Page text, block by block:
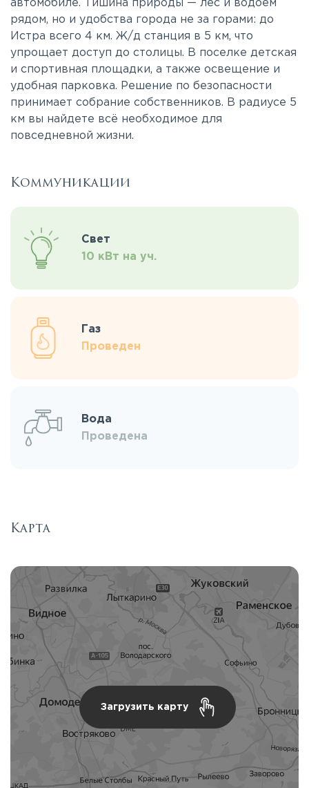
автомобиле. Тишина природы — лес и водоем
рядом, но и удобства города не за горами: до
Истра всего 4 км. Ж/д станция в 5 км, что
упрощает доступ до столицы. В поселке детская
и спортивная площадки, а также освещение и
удобная парковка. Решение по безопасности
принимает собрание собственников. В радиусе 5
км вы найдете всё необходимое для
повседневной жизни.
Коммуникации
Свет
10 кВт на уч.
Газ
Проведен
Вода
Проведена
Карта
Загрузить карту